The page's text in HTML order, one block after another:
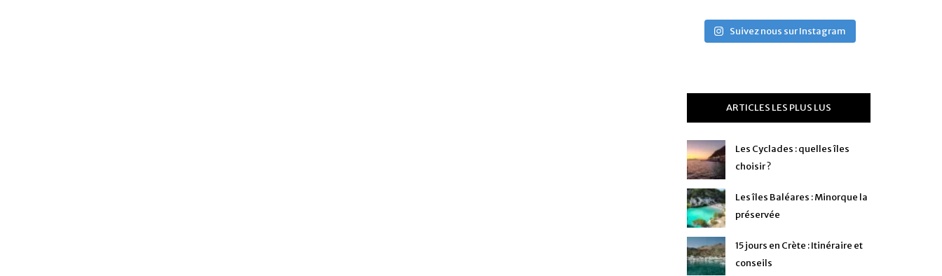
Suivez nous sur Instagram
ARTICLES LES PLUS LUS
Les Cyclades : quelles îles
choisir ?
Les îles Baléares : Minorque la
préservée
15 jours en Crète : Itinéraire et
conseils